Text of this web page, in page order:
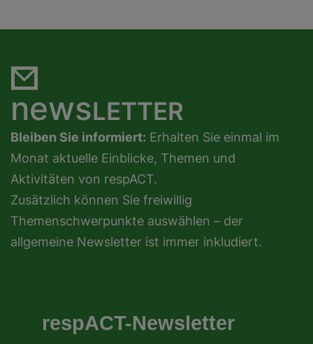
newsLETTER
Bleiben Sie informiert: Erhalten Sie einmal im
Monat aktuelle Einblicke, Themen und
Aktivitäten von respACT.
Zusätzlich können Sie freiwillig
Themenschwerpunkte auswählen – der
allgemeine Newsletter ist immer inkludiert.